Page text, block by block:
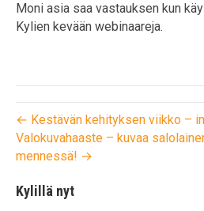
Moni asia saa vastauksen kun
Kylien kevään webinaareja.
← Kestävän kehityksen viikko –
Valokuvahaaste – kuvaa
mennessä! →
Kylillä nyt